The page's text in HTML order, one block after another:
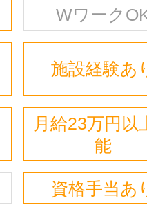
Wワーク
施設経験あ
月給23万円以
能
資格手当あ